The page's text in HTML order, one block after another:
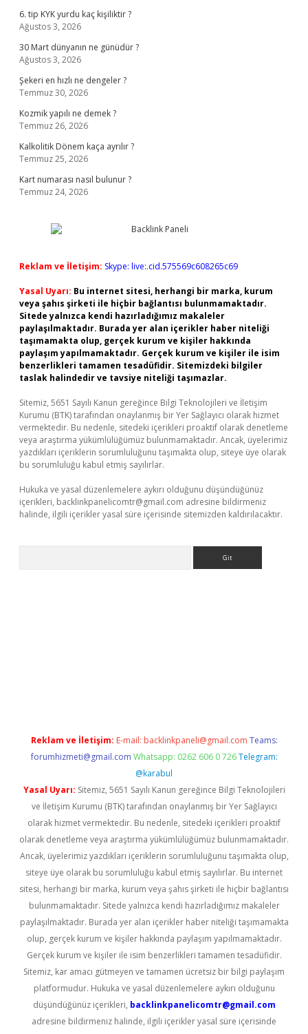
6. tip KYK yurdu kaç kişiliktir ?
Ağustos 3, 2026
30 Mart dünyanın ne günüdür ?
Ağustos 3, 2026
Şekeri en hızlı ne dengeler ?
Temmuz 30, 2026
Kozmik yapılı ne demek ?
Temmuz 26, 2026
Kalkolitik Dönem kaça ayrılır ?
Temmuz 25, 2026
Kart numarası nasıl bulunur ?
Temmuz 24, 2026
Reklam ve İletişim: Skype: live:.cid.575569c608265c69
Yasal Uyarı: Bu internet sitesi, herhangi bir marka, kurum
veya şahıs şirketi ile hiçbir bağlantısı bulunmamaktadır.
Sitede yalnızca kendi hazırladığımız makaleler
paylaşılmaktadır. Burada yer alan içerikler haber niteliği
taşımamakta olup, gerçek kurum ve kişiler hakkında
paylaşım yapılmamaktadır. Gerçek kurum ve kişiler ile isim
benzerlikleri tamamen tesadüfidir. Sitemizdeki bilgiler
taslak halindedir ve tavsiye niteliği taşımazlar.
Sitemiz, 5651 Sayılı Kanun gereğince Bilgi Teknolojileri ve İletişim
Kurumu (BTK) tarafından onaylanmış bir Yer Sağlayıcı olarak hizmet
vermektedir. Bu nedenle, sitedeki içerikleri proaktif olarak denetleme
veya araştırma yükümlülüğümüz bulunmamaktadır. Ancak, üyelerimiz
yazdıkları içeriklerin sorumluluğunu taşımakta olup, siteye üye olarak
bu sorumluluğu kabul etmiş sayılırlar.
Hukuka ve yasal düzenlemelere aykırı olduğunu düşündüğünüz
içerikleri, backlinkpanelicomtr@gmail.com adresine bildirmeniz
halinde, ilgili içerikler yasal süre içerisinde sitemizden kaldırılacaktır.
Reklam ve İletişim: E-mail: backlinkpaneli@gmail.com Teams:
forumhizmeti@gmail.com Whatsapp: 0262 606 0 726 Telegram:
@karabul
Yasal Uyarı: Sitemiz, 5651 Sayılı Kanun gereğince Bilgi Teknolojileri
ve İletişim Kurumu (BTK) tarafından onaylanmış bir Yer Sağlayıcı
olarak hizmet vermektedir. Bu nedenle, sitedeki içerikleri proaktif
olarak denetleme veya araştırma yükümlülüğümüz bulunmamaktadır.
Ancak, üyelerimiz yazdıkları içeriklerin sorumluluğunu taşımakta olup,
siteye üye olarak bu sorumluluğu kabul etmiş sayılırlar. Bu internet
sitesi, herhangi bir marka, kurum veya şahıs şirketi ile hiçbir bağlantısı
bulunmamaktadır. Sitede yalnızca kendi hazırladığımız makaleler
paylaşılmaktadır. Burada yer alan içerikler haber niteliği taşımamakta
olup, gerçek kurum ve kişiler hakkında paylaşım yapılmamaktadır.
Gerçek kurum ve kişiler ile isim benzerlikleri tamamen tesadüfidir.
Sitemiz, kar amacı gütmeyen ve tamamen ücretsiz bir bilgi paylaşım
platformudur. Hukuka ve yasal düzenlemelere aykırı olduğunu
düşündüğünüz içerikleri, backlinkpanelicomtr@gmail.com
adresine bildirmeniz halinde, ilgili içerikler yasal süre içerisinde